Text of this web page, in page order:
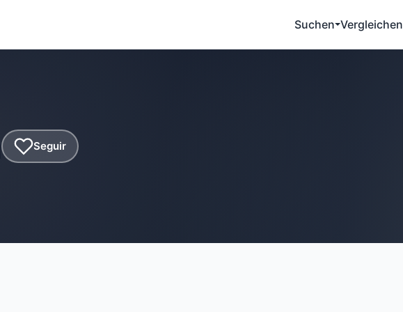
Suchen Vergleichen
Seguir